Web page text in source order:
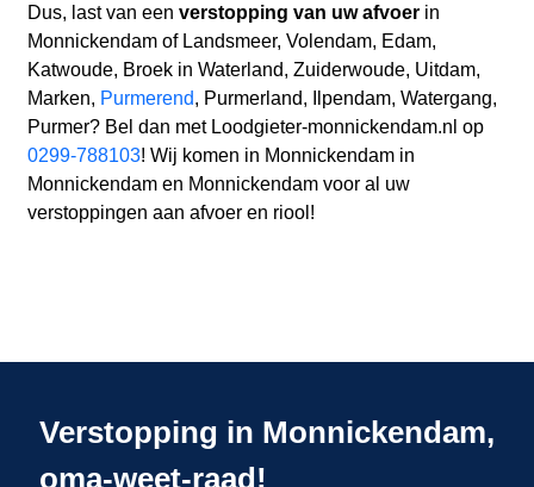
Dus, last van een verstopping van uw afvoerin
Monnickendam of Landsmeer, Volendam, Edam,
Katwoude, Broek in Waterland, Zuiderwoude, Uitdam,
Marken, Purmerend, Purmerland, Ilpendam, Watergang,
Purmer? Bel dan met Loodgieter-monnickendam.nl op
0299-788103! Wij komen in Monnickendam in
Monnickendam en Monnickendam voor al uw
verstoppingen aan afvoer en riool!
Verstopping in Monnickendam,
oma-weet-raad!